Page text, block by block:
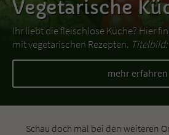
Vegetarische
Ihr liebt die fleischlose Küche? Hier
mit vegetarischen Rezepten.
mehr erfahren
Schau doch mal bei den weiteren